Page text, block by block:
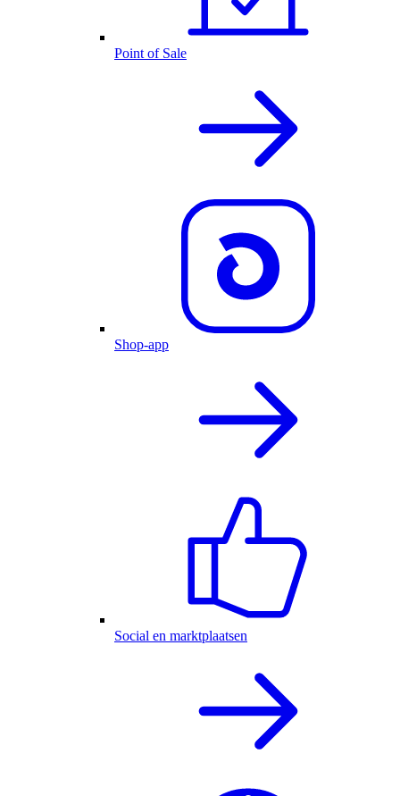
Point of Sale
Shop-app
Social en marktplaatsen